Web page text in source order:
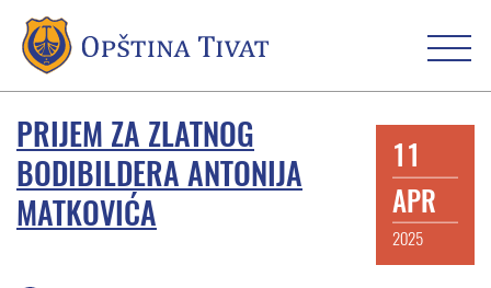
PRIJEM ZA ZLATNOG
BODIBILDERA ANTONIJA
MATKOVIĆA
11
APR
2025